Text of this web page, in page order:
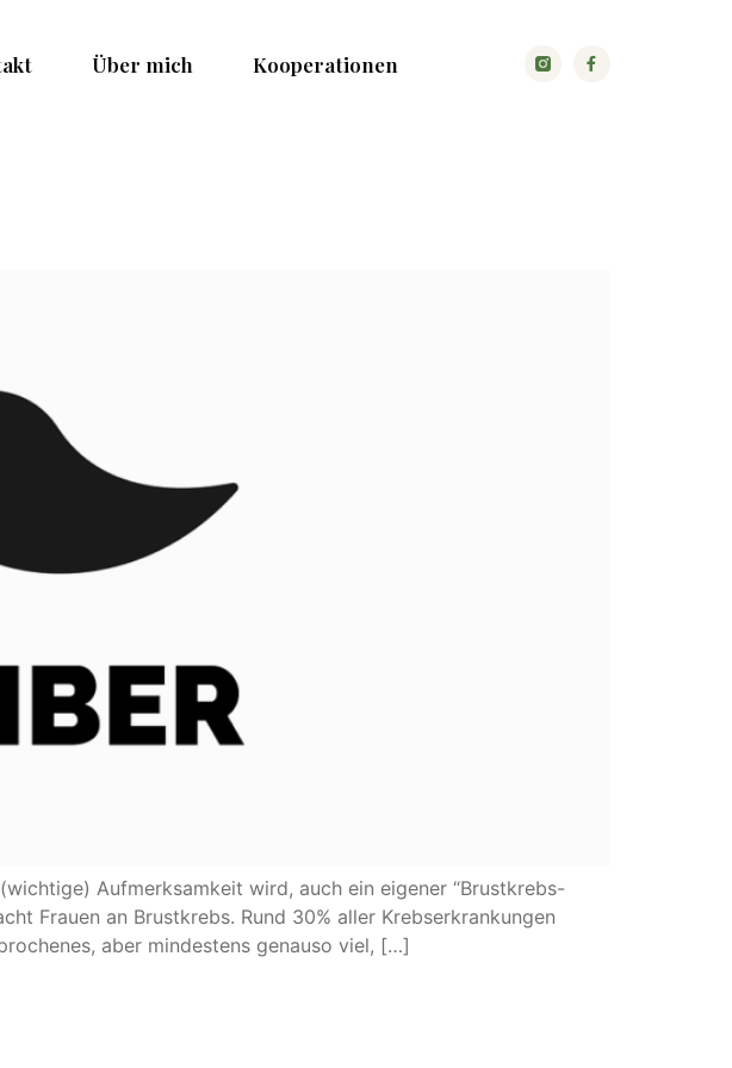
Über mich Kooperationen
Aufmerksamkeit wird, auch ein eigener “Brustkrebs-
Frauen an Brustkrebs. Rund 30% aller Krebserkrankungen
aber mindestens genauso viel, […]